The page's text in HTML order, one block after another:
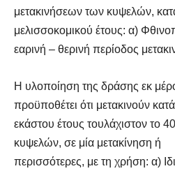
μετακινήσεων των κυψελών,
μελισσοκομικού έτους: α)
εαρινή – θερινή περίοδος
Η υλοποίηση της δράσης εκ
προϋποθέτει ότι μετακινούν
εκάστου έτους τουλάχιστον το
κυψελών, σε μία μετακίνηση ή
περισσότερες, με τη χρήση: α)